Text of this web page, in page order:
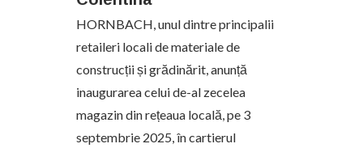
HORNBACH, unul dintre principalii
retaileri locali de materiale de
construcții și grădinărit, anunță
inaugurarea celui de-al zecelea
magazin din rețeaua locală, pe 3
septembrie 2025, în cartierul